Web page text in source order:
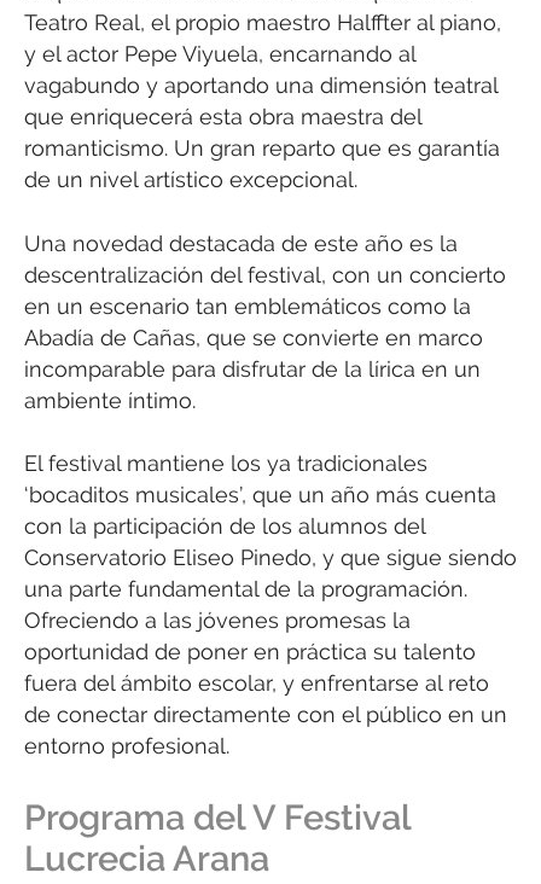
Teatro Real, el propio maestro Halffter al piano,
y el actor Pepe Viyuela, encarnando al
vagabundo y aportando una dimensión teatral
que enriquecerá esta obra maestra del
romanticismo. Un gran reparto que es garantía
de un nivel artístico excepcional.
Una novedad destacada de este año es la
descentralización del festival, con un concierto
en un escenario tan emblemáticos como la
Abadía de Cañas, que se convierte en marco
incomparable para disfrutar de la lírica en un
ambiente íntimo.
El festival mantiene los ya tradicionales
‘bocaditos musicales’, que un año más cuenta
con la participación de los alumnos del
Conservatorio Eliseo Pinedo, y que sigue siendo
una parte fundamental de la programación.
Ofreciendo a las jóvenes promesas la
oportunidad de poner en práctica su talento
fuera del ámbito escolar, y enfrentarse al reto
de conectar directamente con el público en un
entorno profesional.
Programa del V Festival
Lucrecia Arana